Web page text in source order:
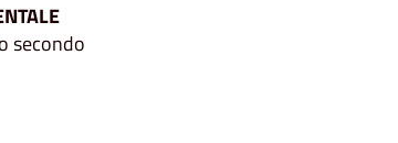
secondo